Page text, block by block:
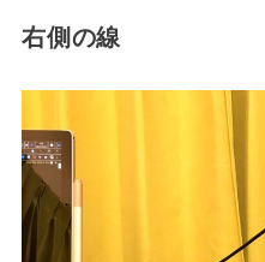
右側の線